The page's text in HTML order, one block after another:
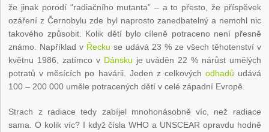
že jinak porodí “radiačního mutanta” – a to přesto, že příspěvek
ozáření z Černobylu zde byl naprosto zanedbatelný a nemohl nic
takového způsobit. Kolik dětí bylo cíleně potraceno není přesně
známo. Například v Řecku se udává 23 % ze všech těhotenství v
květnu 1986, zatímco v Dánsku je uváděn 22 % nárůst umělých
potratů v měsících po havárii. Jeden z celkových odhadů udává
100 – 200 000 uměle potracených dětí v celé západní Evropě.
Strach z radiace tedy zabíjel mnohonásobně víc, než radiace
sama. O kolik víc? I když čísla WHO a UNSCEAR opravdu hodně